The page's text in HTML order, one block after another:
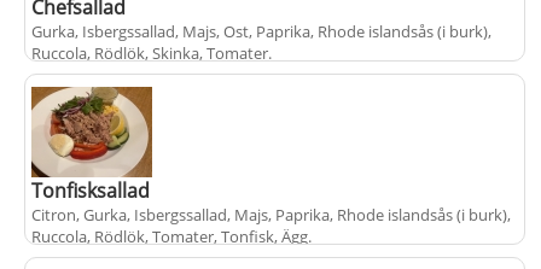
Chefsallad
Gurka, Isbergssallad, Majs, Ost, Paprika, Rhode islandsås (i burk),
Ruccola, Rödlök, Skinka, Tomater.
+ 145 kr
Tonfisksallad
Citron, Gurka, Isbergssallad, Majs, Paprika, Rhode islandsås (i burk),
Ruccola, Rödlök, Tomater, Tonfisk, Ägg.